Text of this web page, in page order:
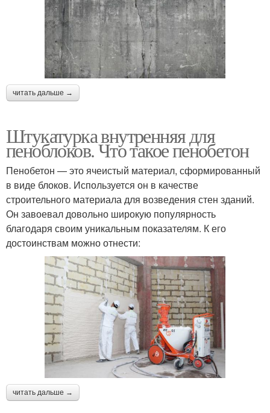
читать дальше →
Штукатурка внутренняя для
пеноблоков. Что такое пенобетон
Пенобетон — это ячеистый материал, сформированный
в виде блоков. Используется он в качестве
строительного материала для возведения стен зданий.
Он завоевал довольно широкую популярность
благодаря своим уникальным показателям. К его
достоинствам можно отнести:
читать дальше →